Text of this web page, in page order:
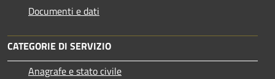
Documenti e dati
CATEGORIE DI SERVIZIO
Anagrafe e stato civile